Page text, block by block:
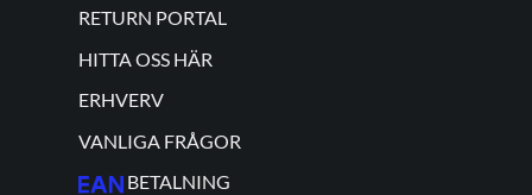
RETURN PORTAL
HITTA OSS HÄR
ERHVERV
VANLIGA FRÅGOR
BETALNING